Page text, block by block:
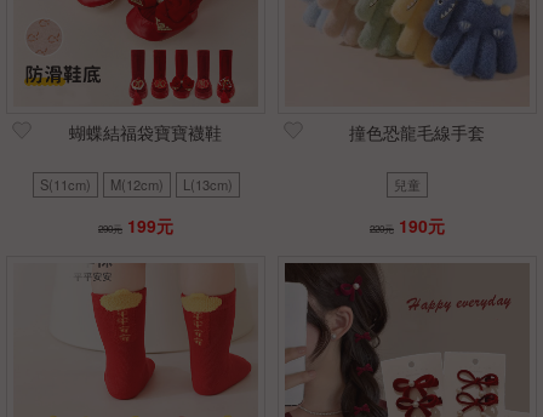
蝴蝶結福袋寶寶襪鞋
S(11cm) M(12cm) L(13cm)
290元 199元
撞色恐龍毛線手套
兒童
220元 190元